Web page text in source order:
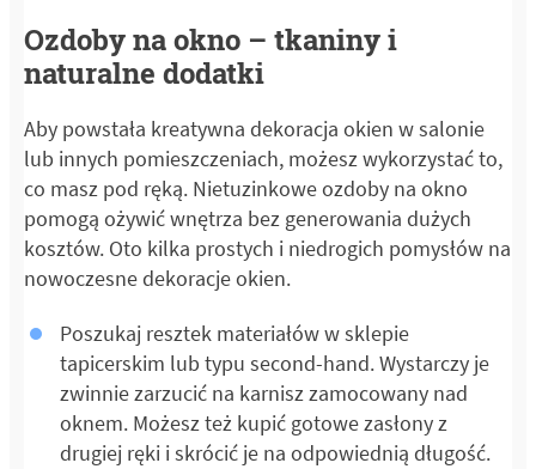
Ozdoby na okno – tkaniny i
naturalne dodatki
Aby powstała kreatywna dekoracja okien w salonie
lub innych pomieszczeniach, możesz wykorzystać to,
co masz pod ręką. Nietuzinkowe ozdoby na okno
pomogą ożywić wnętrza bez generowania dużych
kosztów. Oto kilka prostych i niedrogich pomysłów na
nowoczesne dekoracje okien.
Poszukaj resztek materiałów w sklepie
tapicerskim lub typu second-hand. Wystarczy je
zwinnie zarzucić na karnisz zamocowany nad
oknem. Możesz też kupić gotowe zasłony z
drugiej ręki i skrócić je na odpowiednią długość.